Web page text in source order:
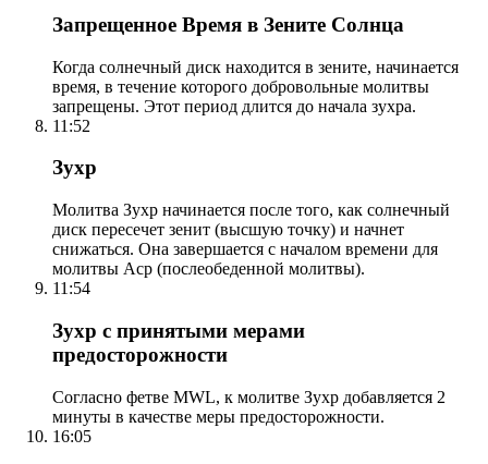
Запрещенное Время в Зените Солнца
Когда солнечный диск находится в зените, начинается
время, в течение которого добровольные молитвы
запрещены. Этот период длится до начала зухра.
11:52
Зухр
Молитва Зухр начинается после того, как солнечный
диск пересечет зенит (высшую точку) и начнет
снижаться. Она завершается с началом времени для
молитвы Аср (послеобеденной молитвы).
11:54
Зухр с принятыми мерами
предосторожности
Согласно фетве MWL, к молитве Зухр добавляется 2
минуты в качестве меры предосторожности.
16:05